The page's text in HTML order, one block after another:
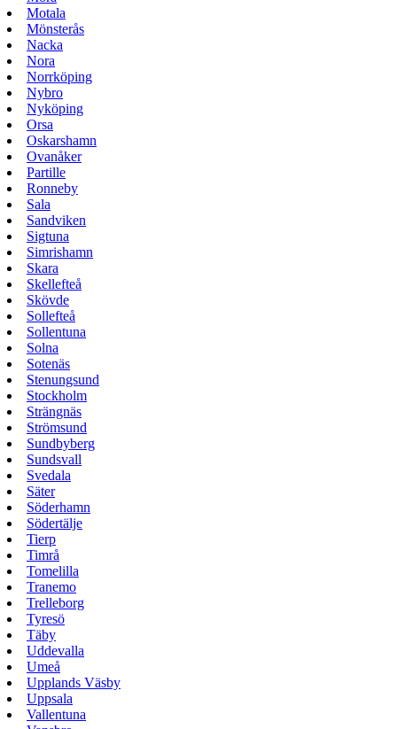
Motala
Mönsterås
Nacka
Nora
Norrköping
Nybro
Nyköping
Orsa
Oskarshamn
Ovanåker
Partille
Ronneby
Sala
Sandviken
Sigtuna
Simrishamn
Skara
Skellefteå
Skövde
Sollefteå
Sollentuna
Solna
Sotenäs
Stenungsund
Stockholm
Strängnäs
Strömsund
Sundbyberg
Sundsvall
Svedala
Säter
Söderhamn
Södertälje
Tierp
Timrå
Tomelilla
Tranemo
Trelleborg
Tyresö
Täby
Uddevalla
Umeå
Upplands Väsby
Uppsala
Vallentuna